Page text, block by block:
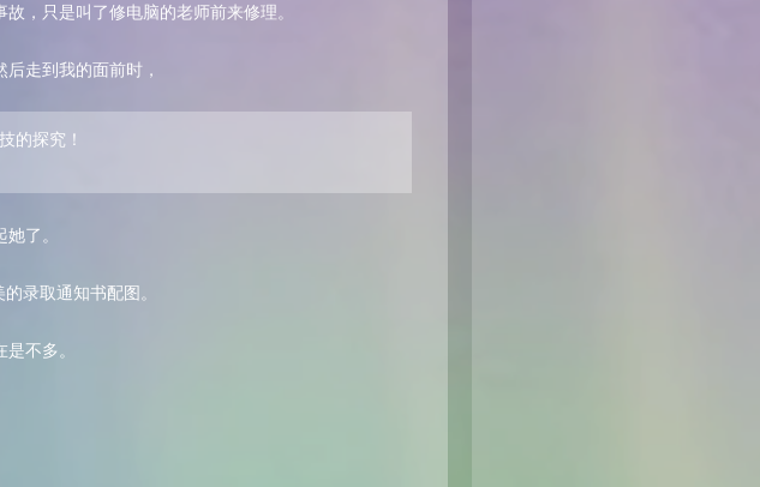
，只是叫了修电脑的老师前来修理。
走到我的面前时，
的探究！
了。
录取通知书配图。
不多。